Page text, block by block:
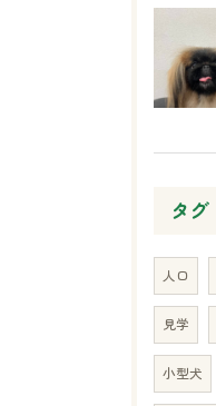
タグ
人口
見学
小型犬